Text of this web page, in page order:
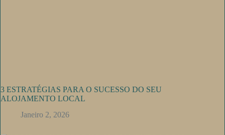
3 ESTRATÉGIAS PARA O SUCESSO DO SEU
ALOJAMENTO LOCAL
Janeiro 2, 2026